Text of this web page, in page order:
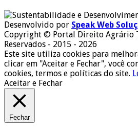
Desenvolvido por Speak Web
Copyright © Portal Direito Agrário
Reservados - 2015 - 2026
Este site utiliza cookies para
clicar em "Aceitar e Fechar", você
cookies, termos e políticas do site.
Aceitar e Fechar
Fechar